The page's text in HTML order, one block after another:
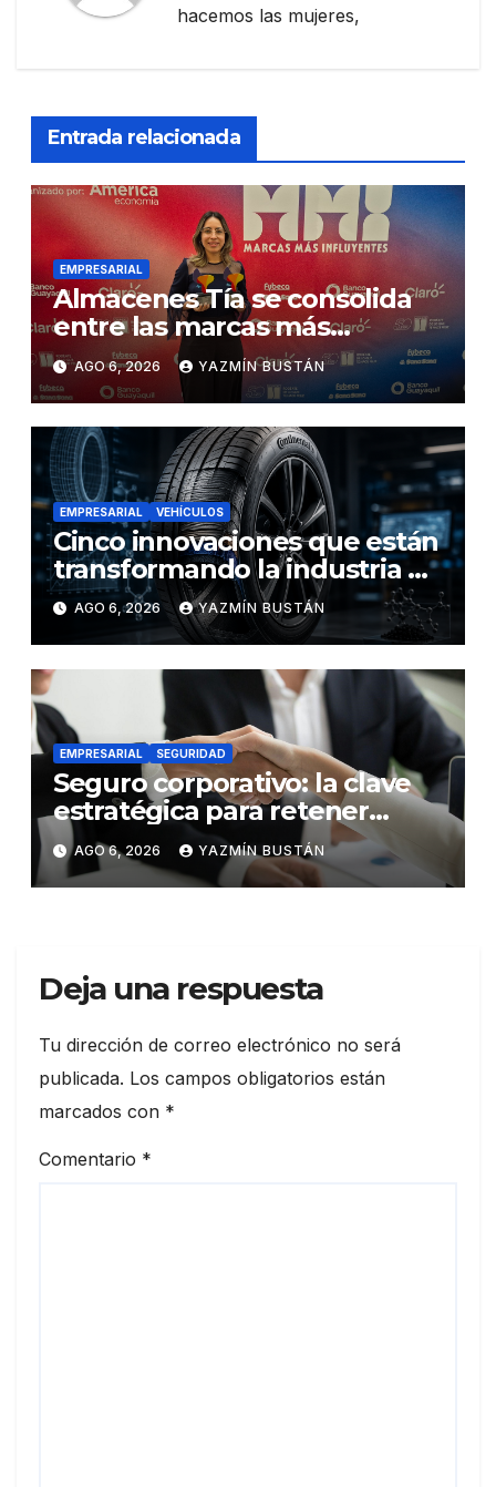
hacemos las mujeres,
Entrada relacionada
EMPRESARIAL
Almacenes Tía se consolida
entre las marcas más
influyentes del Ecuador
AGO 6, 2026 YAZMÍN BUSTÁN
EMPRESARIAL VEHÍCULOS
Cinco innovaciones que están
transformando la industria de
los neumáticos y redefinen el
futuro de la movilidad
AGO 6, 2026 YAZMÍN BUSTÁN
EMPRESARIAL SEGURIDAD
Seguro corporativo: la clave
estratégica para retener
talento en Ecuador
AGO 6, 2026 YAZMÍN BUSTÁN
Deja una respuesta
Tu dirección de correo electrónico no será
publicada. Los campos obligatorios están
marcados con *
Comentario *